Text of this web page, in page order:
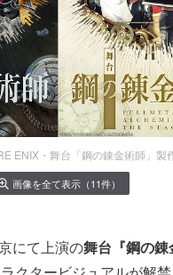
ENIX・舞台「鋼の錬金術師」製
画像を全て表示（11件）
にて上演の舞台『鋼の錬